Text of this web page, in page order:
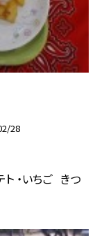
28
ト ・いちご きつ